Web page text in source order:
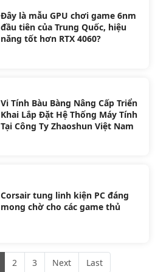
Đây là mẫu GPU chơi game 6nm
đầu tiên của Trung Quốc, hiệu
năng tốt hơn RTX 4060?
Vi Tính Bàu Bàng Nâng Cấp Triển
Khai Lắp Đặt Hệ Thống Máy Tính
Tại Công Ty Zhaoshun Việt Nam
Corsair tung linh kiện PC đáng
mong chờ cho các game thủ
2 3 Next Last